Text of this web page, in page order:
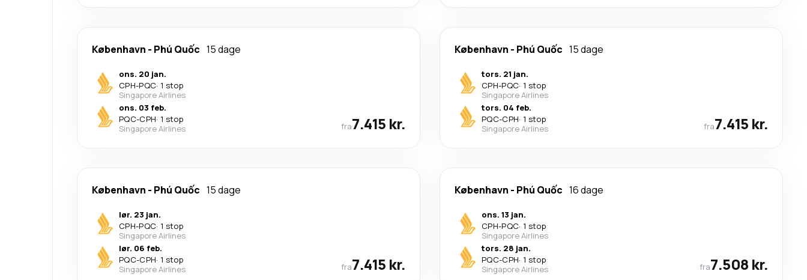
København - Phú Quốc 15 dage
ons. 20 jan.
CPH-PQC· 1 stop
Singapore Airlines
ons. 03 feb.
PQC-CPH· 1 stop
Singapore Airlines
fra7.415 kr.
København - Phú Quốc 15 dage
tors. 21 jan.
CPH-PQC· 1 stop
Singapore Airlines
tors. 04 feb.
PQC-CPH· 1 stop
Singapore Airlines
fra7.415 kr.
København - Phú Quốc 15 dage
lør. 23 jan.
CPH-PQC· 1 stop
Singapore Airlines
lør. 06 feb.
PQC-CPH· 1 stop
Singapore Airlines
fra7.415 kr.
København - Phú Quốc 16 dage
ons. 13 jan.
CPH-PQC· 1 stop
Singapore Airlines
tors. 28 jan.
PQC-CPH· 1 stop
Singapore Airlines
fra7.508 kr.